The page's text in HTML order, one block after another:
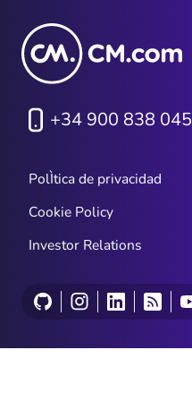
+34 900 838 045
PolÌtica de privacidad
Cookie Policy
Investor Relations